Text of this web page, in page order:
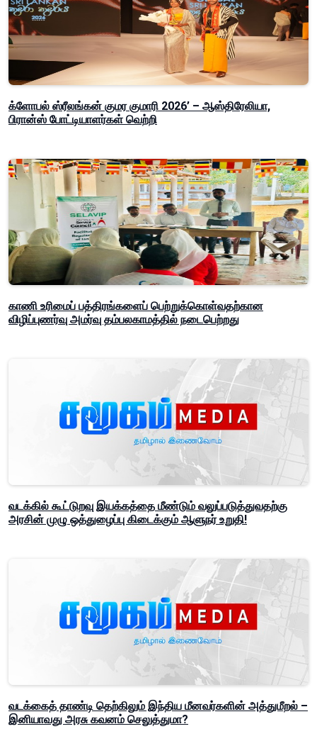
க்ளோபல் ஸ்ரீலங்கன் குமர குமாரி 2026’ – ஆஸ்திரேலியா,
பிரான்ஸ் போட்டியாளர்கள் வெற்றி
காணி உரிமைப் பத்திரங்களைப் பெற்றுக்கொள்வதற்கான
விழிப்புணர்வு அமர்வு தம்பலகாமத்தில் நடைபெற்றது
வடக்கில் கூட்டுறவு இயக்கத்தை மீண்டும் வலுப்படுத்துவதற்கு
அரசின் முழு ஒத்துழைப்பு கிடைக்கும் ஆளுநர் உறுதி!
வடக்கைத் தாண்டி தெற்கிலும் இந்திய மீனவர்களின் அத்துமீறல் –
இனியாவது அரசு கவனம் செலுத்துமா?